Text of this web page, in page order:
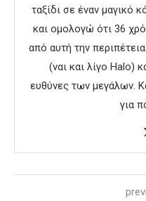
ταξίδι σε έναν μαγικό
και ομολογώ ότι 36
από αυτή την
(ναι και λίγο Halo)
ευθύνες των μεγάλων.
για